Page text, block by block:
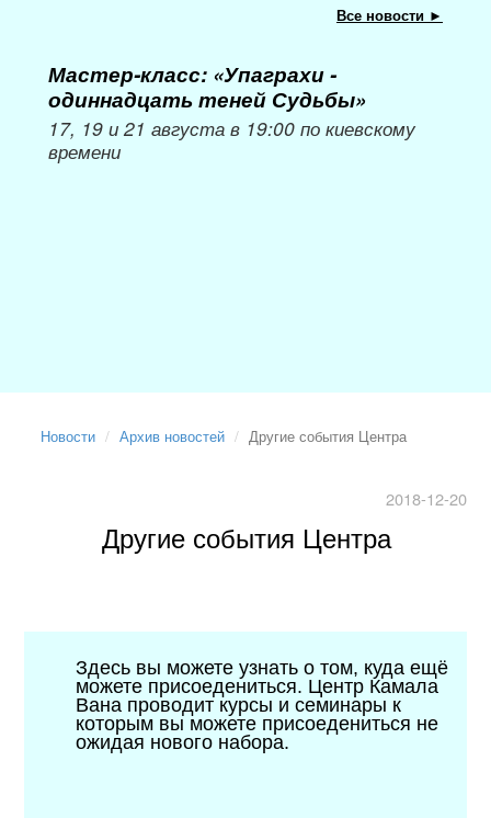
Все новости ►
Мастер-класс: «Упаграхи -
одиннадцать теней Судьбы»
17, 19 и 21 августа в 19:00 по киевскому
времени
Новости Архив новостей Другие события Центра
2018-12-20
Другие события Центра
Здесь вы можете узнать о том, куда ещё
можете присоедениться. Центр Камала
Вана проводит курсы и семинары к
которым вы можете присоедениться не
ожидая нового набора.